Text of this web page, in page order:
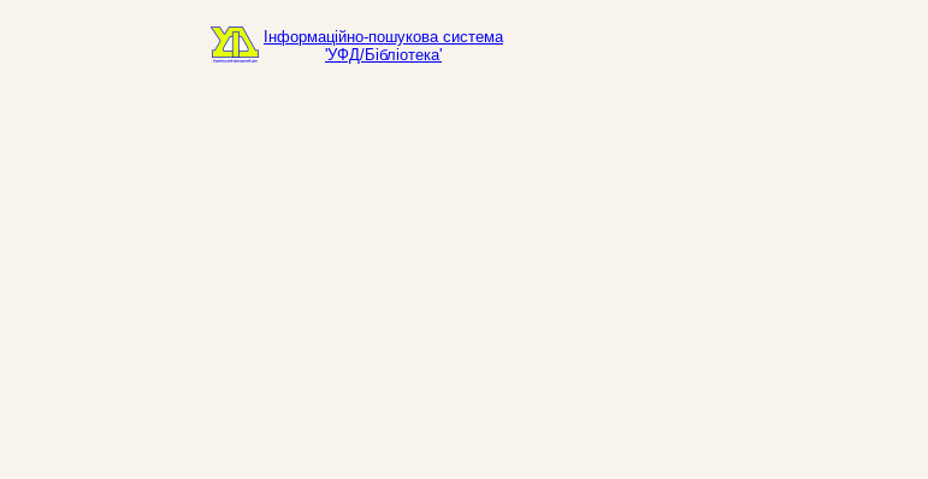
Інформаційно-пошукова система
'УФД/Бібліотека'